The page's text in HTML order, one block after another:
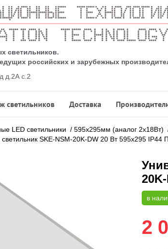
светильников.
российских и зарубежных
д.2А с.2
светильников Доставка
LED светильники / 595х295мм (аналог 2х18Вт)
SKE-NSM-20K-DW 20 Вт 595x295 IP44
в
2